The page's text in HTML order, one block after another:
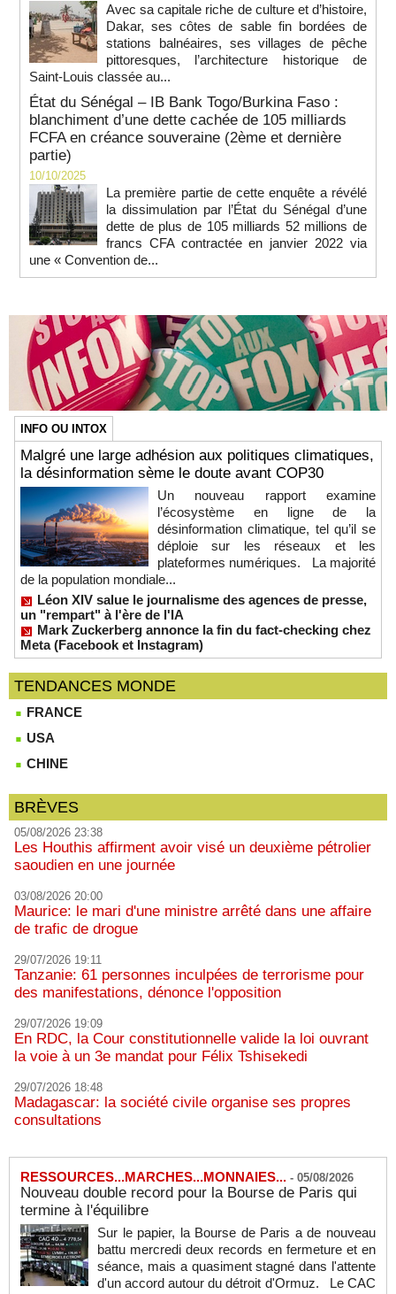
Avec sa capitale riche de culture et d’histoire,
Dakar, ses côtes de sable fin bordées de
stations balnéaires, ses villages de pêche
pittoresques, l’architecture historique de
Saint-Louis classée au...
État du Sénégal – IB Bank Togo/Burkina Faso :
blanchiment d’une dette cachée de 105 milliards
FCFA en créance souveraine (2ème et dernière
partie)
10/10/2025
La première partie de cette enquête a révélé
la dissimulation par l’État du Sénégal d’une
dette de plus de 105 milliards 52 millions de
francs CFA contractée en janvier 2022 via
une « Convention de...
INFO OU INTOX
Malgré une large adhésion aux politiques climatiques,
la désinformation sème le doute avant COP30
Un nouveau rapport examine
l’écosystème en ligne de la
désinformation climatique, tel qu’il se
déploie sur les réseaux et les
plateformes numériques. La majorité
de la population mondiale...
Léon XIV salue le journalisme des agences de presse,
un "rempart" à l'ère de l'IA
Mark Zuckerberg annonce la fin du fact-checking chez
Meta (Facebook et Instagram)
TENDANCES MONDE
FRANCE
USA
CHINE
BRÈVES
05/08/2026 23:38
Les Houthis affirment avoir visé un deuxième pétrolier
saoudien en une journée
03/08/2026 20:00
Maurice: le mari d'une ministre arrêté dans une affaire
de trafic de drogue
29/07/2026 19:11
Tanzanie: 61 personnes inculpées de terrorisme pour
des manifestations, dénonce l'opposition
29/07/2026 19:09
En RDC, la Cour constitutionnelle valide la loi ouvrant
la voie à un 3e mandat pour Félix Tshisekedi
29/07/2026 18:48
Madagascar: la société civile organise ses propres
consultations
RESSOURCES...MARCHES...MONNAIES... - 05/08/2026
Nouveau double record pour la Bourse de Paris qui
termine à l'équilibre
Sur le papier, la Bourse de Paris a de nouveau
battu mercredi deux records en fermeture et en
séance, mais a quasiment stagné dans l'attente
d'un accord autour du détroit d'Ormuz. Le CAC